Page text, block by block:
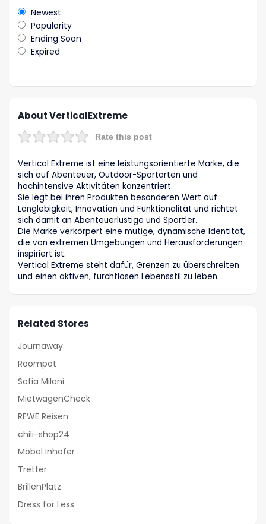
Newest
Popularity
Ending Soon
Expired
About VerticalExtreme
Rate this post
Vertical Extreme ist eine leistungsorientierte Marke, die
sich auf Abenteuer, Outdoor-Sportarten und
hochintensive Aktivitäten konzentriert.
Sie legt bei ihren Produkten besonderen Wert auf
Langlebigkeit, Innovation und Funktionalität und richtet
sich damit an Abenteuerlustige und Sportler.
Die Marke verkörpert eine mutige, dynamische Identität,
die von extremen Umgebungen und Herausforderungen
inspiriert ist.
Vertical Extreme steht dafür, Grenzen zu überschreiten
und einen aktiven, furchtlosen Lebensstil zu leben.
Related Stores
Journaway
Roompot
Sofia Milani
MietwagenCheck
REWE Reisen
chili-shop24
Möbel Inhofer
Tretter
BrillenPlatz
Dress for Less